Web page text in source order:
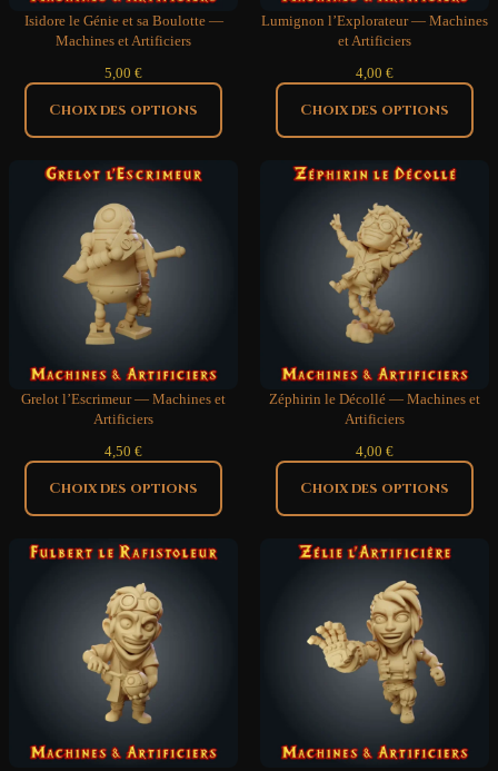
Isidore le Génie et sa Boulotte —
Machines et Artificiers
5,00 €
Choix des options
Lumignon l’Explorateur — Machines
et Artificiers
4,00 €
Choix des options
Grelot l’Escrimeur — Machines et
Artificiers
4,50 €
Choix des options
Zéphirin le Décollé — Machines et
Artificiers
4,00 €
Choix des options